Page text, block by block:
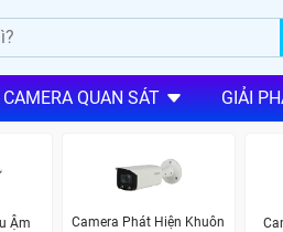
CAMERA QUAN SÁT GIẢI
Ậm
Camera Phát Hiện Khuôn